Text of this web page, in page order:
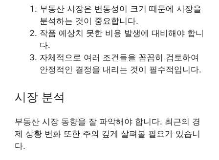
부동산 시장은 변동성이 크기 때문에 시장을
분석하는 것이 중요합니다.
작품 예상치 못한 비용 발생에 대비해야 합니
다.
자체적으로 여러 조건들을 꼼꼼히 검토하여
안정적인 결정을 내리는 것이 필수적입니다.
시장 분석
부동산 시장 동향을 잘 파악해야 합니다. 최근의 경
제 상황 변화 또한 주의 깊게 살펴볼 필요가 있습니
다.